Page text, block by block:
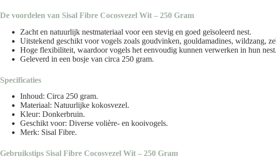
De voordelen van Sisal Fibre Cocosvezel Wit – 250 Gram
Zacht en natuurlijk nestmateriaal voor een stevig en goed geïsoleerd nest.
Uitstekend geschikt voor vogels zoals goudvinken, gouldamadines, wildzang,
Hoge flexibiliteit, waardoor vogels het eenvoudig kunnen verwerken in hun nest.
Geleverd in een bosje van circa 250 gram.
Specificaties
Inhoud: Circa 250 gram.
Materiaal: Natuurlijke kokosvezel.
Kleur: Donkerbruin.
Geschikt voor: Diverse volière- en kooivogels.
Merk: Sisal Fibre.
Gebruikstips Sisal Fibre Cocosvezel Wit – 250 Gram